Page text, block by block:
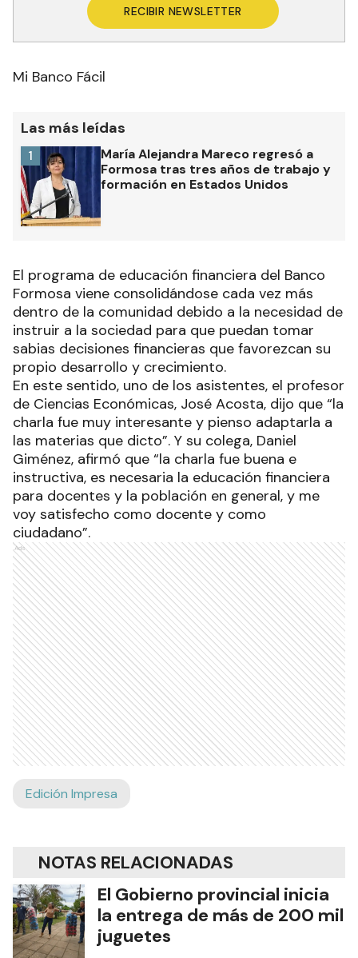
RECIBIR NEWSLETTER
Mi Banco Fácil
Las más leídas
María Alejandra Mareco regresó a
Formosa tras tres años de trabajo y
formación en Estados Unidos
1
El programa de educación financiera del Banco
Formosa viene consolidándose cada vez más
dentro de la comunidad debido a la necesidad de
instruir a la sociedad para que puedan tomar
sabias decisiones financieras que favorezcan su
propio desarrollo y crecimiento.
En este sentido, uno de los asistentes, el profesor
de Ciencias Económicas, José Acosta, dijo que “la
charla fue muy interesante y pienso adaptarla a
las materias que dicto”. Y su colega, Daniel
Giménez, afirmó que “la charla fue buena e
instructiva, es necesaria la educación financiera
para docentes y la población en general, y me
voy satisfecho como docente y como
ciudadano”.
Ads
Edición Impresa
NOTAS RELACIONADAS
El Gobierno provincial inicia
la entrega de más de 200 mil
juguetes